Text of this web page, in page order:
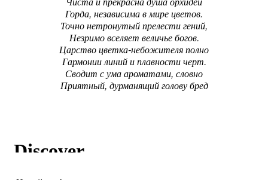
Горда, независима в мире цветов.
Точно нетронутый прелести гений,
Незримо вселяет величье богов.
Царство цветка-небожителя полно
Гармонии линий и плавности черт.
Сводит с ума ароматами, словно
Приятный, дурманящий голову бред